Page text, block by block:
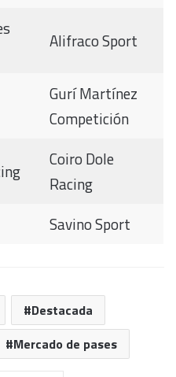
Alifraco Sport
Gurí Martínez
Competición
Coiro Dole
Racing
Savino Sport
Destacada
Mercado de pases